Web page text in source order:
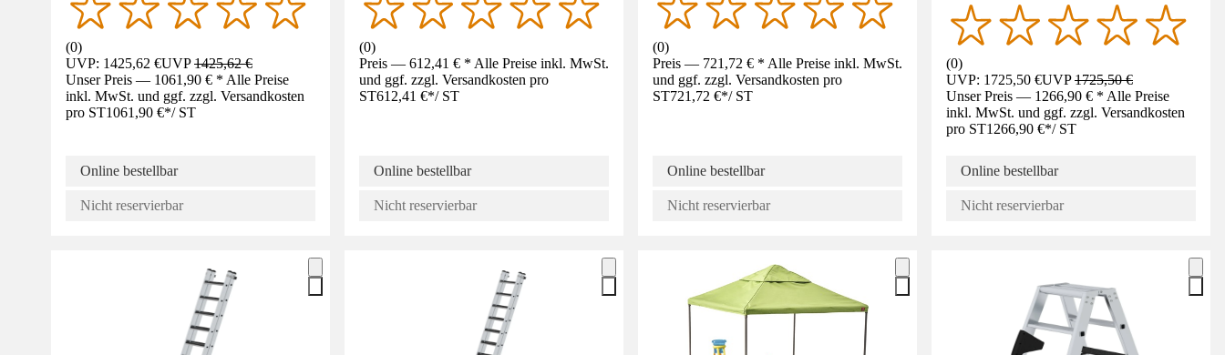
(0)
UVP: 1425,62 €UVP1425,62 €
Unser Preis — 1061,90 € * Alle Preise
inkl. MwSt. und ggf. zzgl. Versandkosten
pro ST1061,90 €*/ ST
Online bestellbar
Nicht reservierbar
(0)
Preis — 612,41 € * Alle Preise inkl. MwSt.
und ggf. zzgl. Versandkosten pro
ST612,41 €*/ ST
Online bestellbar
Nicht reservierbar
(0)
Preis — 721,72 € * Alle Preise inkl. MwSt.
und ggf. zzgl. Versandkosten pro
ST721,72 €*/ ST
Online bestellbar
Nicht reservierbar
(0)
UVP: 1725,50 €UVP1725,50 €
Unser Preis — 1266,90 € * Alle Preise
inkl. MwSt. und ggf. zzgl. Versandkosten
pro ST1266,90 €*/ ST
Online bestellbar
Nicht reservierbar